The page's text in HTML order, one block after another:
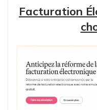
Facturation